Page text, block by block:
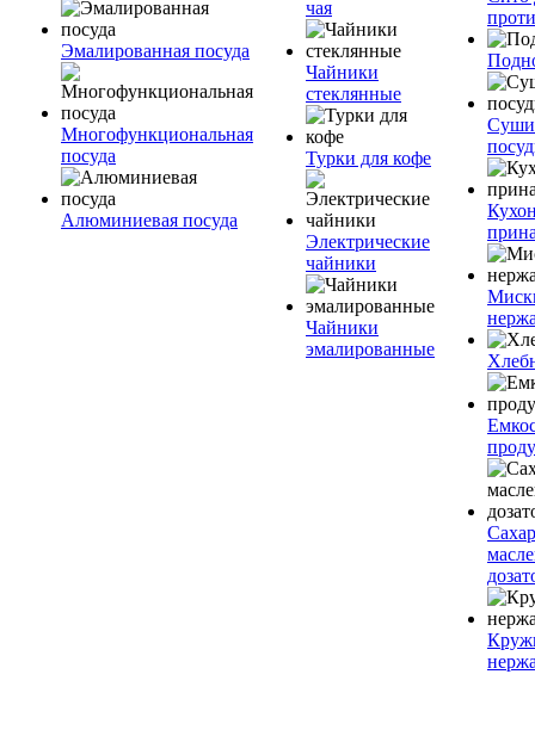
Эмалированная посуда
Многофункциональная
посуда
Алюминиевая посуда
чая
Чайники
стеклянные
Турки для кофе
Электрические
чайники
Чайники
эмалированные